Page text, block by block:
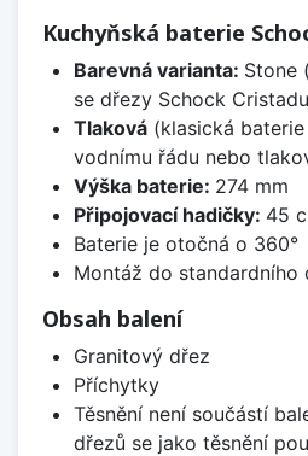
Kuchyňská baterie
Barevná varianta: Stone
se dřezy Schock
Tlaková(klasická
vodnímu řádu nebo
Výška baterie: 274 mm
Připojovací hadičky: 45
Baterie je otočná o 360°
Montáž do standardního
Obsah balení
Granitový dřez
Příchytky
Těsnění není součástí
dřezů se jako těsnění